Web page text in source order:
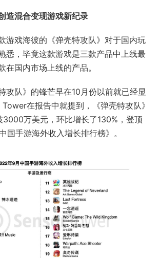
造混合变现游戏新纪录
游戏海彼的《弹壳特攻队》对于国内玩
悉，毕竟这款游戏是三款产品中上线最
在国内市场上线的产品。
攻队》的锋芒早在10月份以前就已经显
在报告中就提到，《弹壳特攻队》
3000万美元，环比增长了130%，登顶
国手游海外收入增长排行榜》。